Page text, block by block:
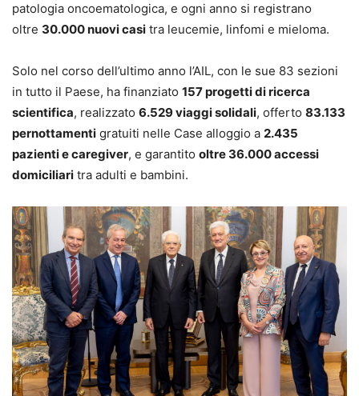
patologia oncoematologica, e ogni anno si registrano
oltre 30.000 nuovi casi tra leucemie, linfomi e mieloma.
Solo nel corso dell’ultimo anno l’AIL, con le sue 83 sezioni
in tutto il Paese, ha finanziato 157 progetti di ricerca
scientifica, realizzato 6.529 viaggi solidali, offerto 83.133
pernottamenti gratuiti nelle Case alloggio a 2.435
pazienti e caregiver, e garantito oltre 36.000 accessi
domiciliari tra adulti e bambini.